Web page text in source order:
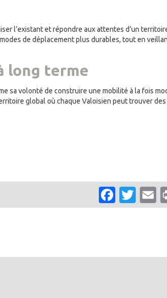
l’existant et répondre aux attentes d’un
de déplacement plus durables, tout en
long terme
sa volonté de construire une mobilité à la fois
global où chaque Valoisien peut trouver des